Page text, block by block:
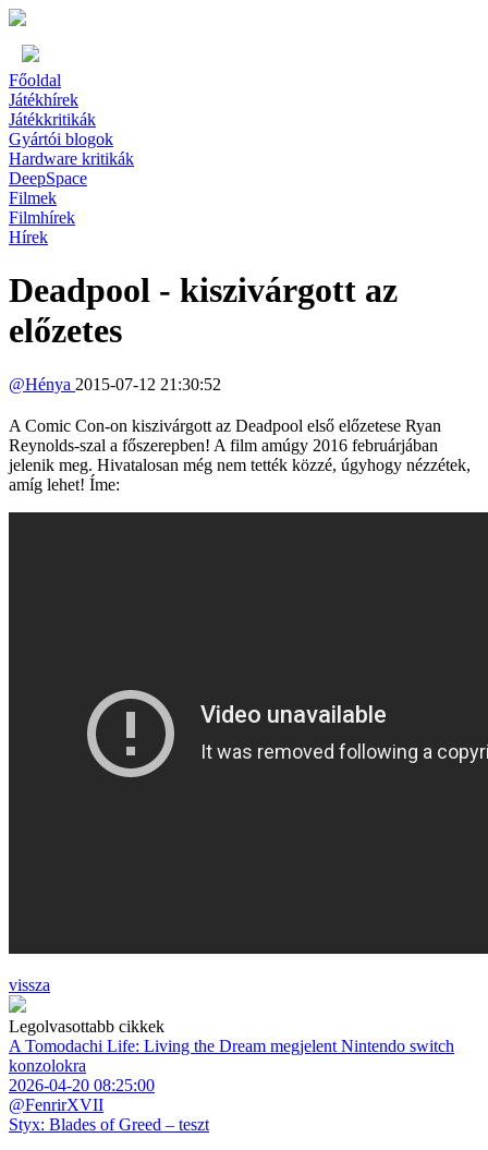
Főoldal
Játékhírek
Játékkritikák
Gyártói blogok
Hardware kritikák
DeepSpace
Filmek
Filmhírek
Hírek
Deadpool - kiszivárgott az
előzetes
@Hénya 2015-07-12 21:30:52
A Comic Con-on kiszivárgott az Deadpool első előzetese Ryan
Reynolds-szal a főszerepben! A film amúgy 2016 februárjában
jelenik meg. Hivatalosan még nem tették közzé, úgyhogy nézzétek,
amíg lehet! Íme:
vissza
Legolvasottabb cikkek
A Tomodachi Life: Living the Dream megjelent Nintendo switch
konzolokra
2026-04-20 08:25:00
@FenrirXVII
Styx: Blades of Greed – teszt